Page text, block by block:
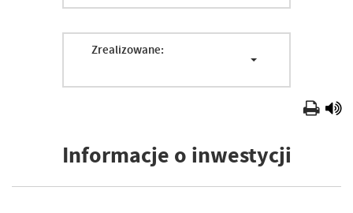
Zrealizowane:
Informacje o inwestycji